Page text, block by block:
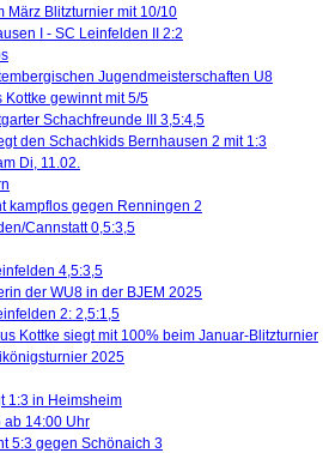
März Blitzturnier mit 10/10
I - SC Leinfelden II 2:2
Jugendmeisterschaften U8
Kottke gewinnt mit 5/5
Schachfreunde III 3,5:4,5
den Schachkids Bernhausen 2 mit 1:3
Di, 11.02.
kampflos gegen Renningen 2
Cannstatt 0,5:3,5
4,5:3,5
der WU8 in der BJEM 2025
2: 2,5:1,5
Kottke siegt mit 100% beim Januar-Blitzturnier
2025
1:3 in Heimsheim
ab 14:00 Uhr
5:3 gegen Schönaich 3